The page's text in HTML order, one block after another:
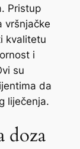
Pristup
vršnjačke
kvalitetu
i
su
da
liječenja.
doza